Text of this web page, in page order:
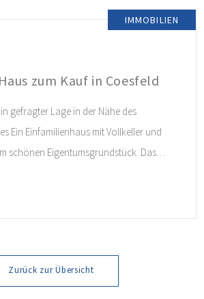
IMMOBILIEN
zum Kauf in Coesfeld
gefragter Lage in der Nähe des
Ein Einfamilienhaus mit Vollkeller und
schönen Eigentumsgrundstück. Das
erstellt und ist ideal für alle
Zurück zur Übersicht